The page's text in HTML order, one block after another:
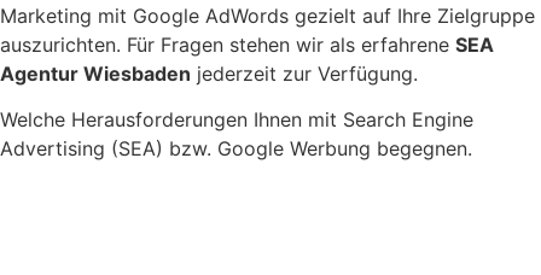
Marketing mit Google AdWords gezielt auf Ihre Zielgruppe
auszurichten. Für Fragen stehen wir als erfahrene SEA
Agentur Wiesbaden jederzeit zur Verfügung.
Welche Heraus­forderungen Ihnen mit Search Engine
Advertising (SEA) bzw. Google Werbung begegnen.